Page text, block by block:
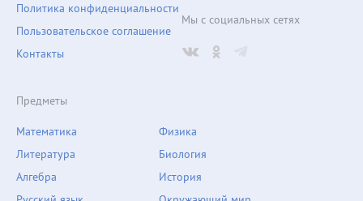
Предметы
Математика
Литература
Алгебра
Физика
Биология
История
Политика конфиденциальности
Пользовательское соглашение
Контакты
Мы с социальных сетях